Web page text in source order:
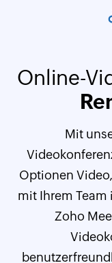
Online-
Mit
Optionen
mit Ihrem
Zoho